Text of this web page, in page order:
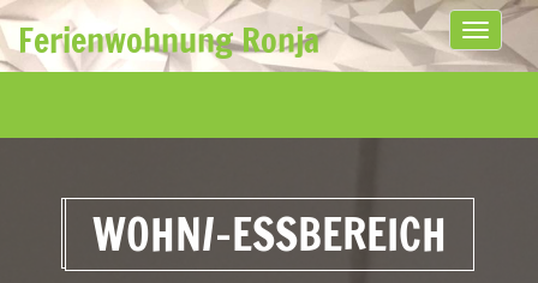
Toggle
Ferienwohnung Ronja
WOHN/-ESSBEREICH